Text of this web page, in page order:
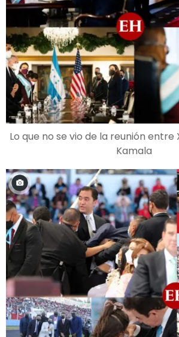
Lo que no se vio de la reunión
Kamala